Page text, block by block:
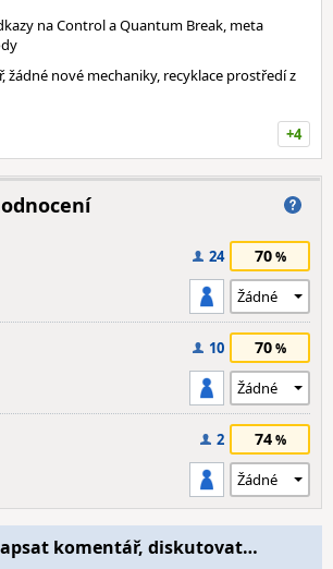
na Control a Quantum Break, meta
žádné nové mechaniky, recyklace prostředí z
+4
24 70
10 70
2 74
komentář, diskutovat…